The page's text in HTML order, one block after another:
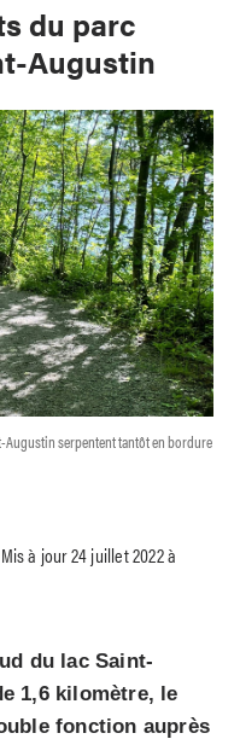
du parc
Augustin
Augustin serpentent tantôt en bordure
à jour 24 juillet 2022 à
du lac Saint-
1,6 kilomètre, le
fonction auprès